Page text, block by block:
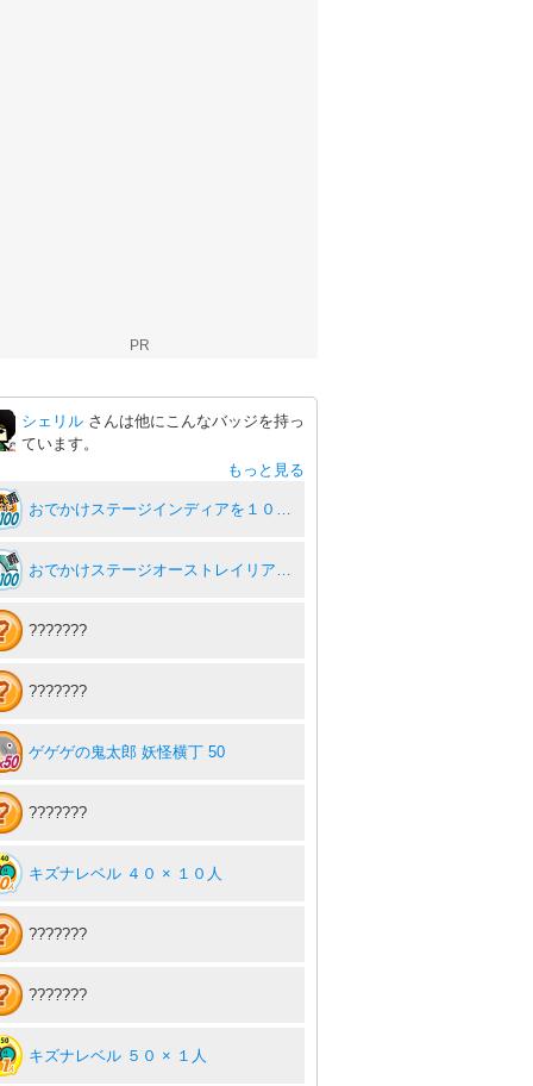
PR
シェリル さんは他にこんなバッジを持っ
ています。
もっと見る
おでかけステージインディアを１００回達成度１００％
おでかけステージオーストレイリアを１００回達成度１００％
???????
???????
ゲゲゲの鬼太郎 妖怪横丁 50
???????
キズナレベル ４０ × １０人
???????
???????
キズナレベル ５０ × １人